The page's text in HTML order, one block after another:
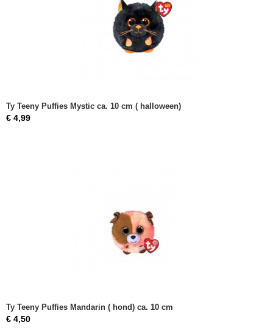
Ty Teeny Puffies Mystic ca. 10 cm ( halloween)
€ 4,99
Ty Teeny Puffies Mandarin ( hond) ca. 10 cm
€ 4,50